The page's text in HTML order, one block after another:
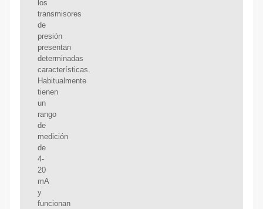
los
transmisores
de
presión
presentan
determinadas
características.
Habitualmente
tienen
un
rango
de
medición
de
4-
20
mA
y
funcionan